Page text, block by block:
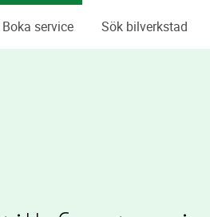
Boka service Sök bilverkstad